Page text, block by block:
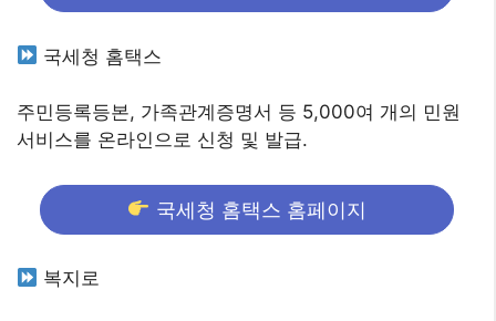
국세청 홈택스
주민등록등본, 가족관계증명서 등 5,000여 개의 민원
서비스를 온라인으로 신청 및 발급.
국세청 홈택스 홈페이지
복지로